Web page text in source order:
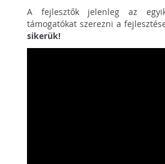
A fejlesztők jelenleg az
támogatókat szerezni a
sikerük!